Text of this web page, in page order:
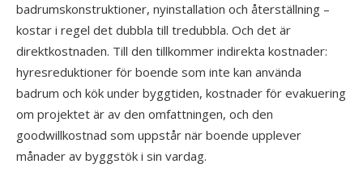
badrumskonstruktioner, nyinstallation och återställning –
kostar i regel det dubbla till tredubbla. Och det är
direktkostnaden. Till den tillkommer indirekta kostnader:
hyresreduktioner för boende som inte kan använda
badrum och kök under byggtiden, kostnader för evakuering
om projektet är av den omfattningen, och den
goodwillkostnad som uppstår när boende upplever
månader av byggstök i sin vardag.